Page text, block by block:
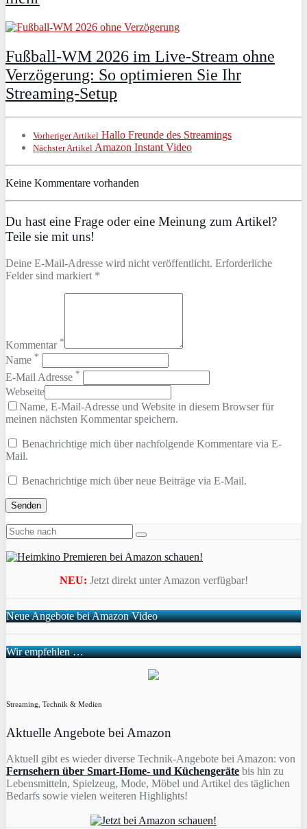
Fußball-WM 2026 im Live-Stream ohne
Verzögerung: So optimieren Sie Ihr
Streaming-Setup
Vorheriger Artikel Hallo Freunde des Streamings
Nächster Artikel Amazon Instant Video
Keine Kommentare vorhanden
Du hast eine Frage oder eine Meinung zum Artikel?
Teile sie mit uns!
Deine E-Mail-Adresse wird nicht veröffentlicht. Erforderliche
Felder sind markiert *
Kommentar *
Name *
E-Mail Adresse *
Webseite
Name, E-Mail-Adresse und Website in diesem Browser für
meinen nächsten Kommentar speichern.
Benachrichtige mich über nachfolgende Kommentare via E-
Mail.
Benachrichtige mich über neue Beiträge via E-Mail.
NEU: Jetzt direkt unter Amazon verfügbar!
Neue Angebote bei Amazon Video
Wir empfehlen …
Streaming, Technik & Medien
Aktuelle Angebote bei Amazon
Aktuell gibt es wieder diverse Technik-Angebote bei Amazon: von
Fernsehern über Smart-Home- und Küchengeräte bis hin zu
Lebensmitteln, Spielzeug, Mode, Möbel und Artikel des täglichen
Bedarfs sowie vielen weiteren Highlights!